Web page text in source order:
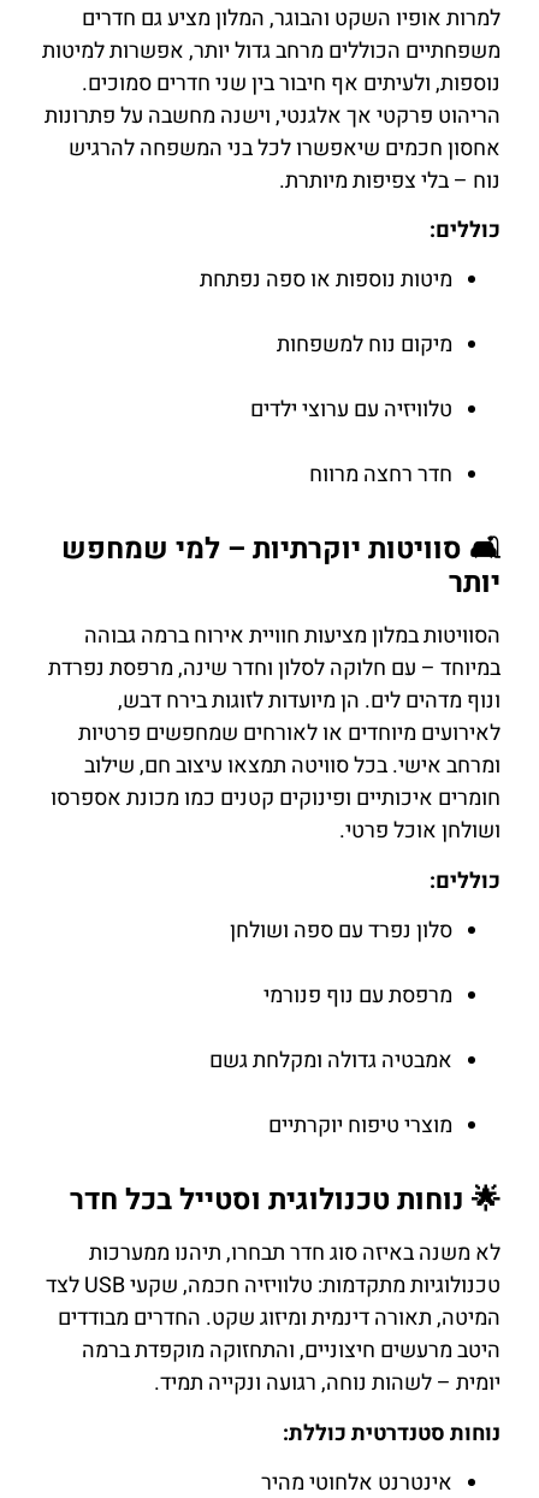
למרות אופיו השקט והבוגר, המלון מציע גם חדרים
משפחתיים הכוללים מרחב גדול יותר, אפשרות למיטות
נוספות, ולעיתים אף חיבור בין שני חדרים סמוכים.
הריהוט פרקטי אך אלגנטי, וישנה מחשבה על פתרונות
אחסון חכמים שיאפשרו לכל בני המשפחה להרגיש
נוח – בלי צפיפות מיותרת.
כוללים:
מיטות נוספות או ספה נפתחת
מיקום נוח למשפחות
טלוויזיה עם ערוצי ילדים
חדר רחצה מרווח
🛋️ סוויטות יוקרתיות – למי שמחפש
יותר
הסוויטות במלון מציעות חוויית אירוח ברמה גבוהה
במיוחד – עם חלוקה לסלון וחדר שינה, מרפסת נפרדת
ונוף מדהים לים. הן מיועדות לזוגות בירח דבש,
לאירועים מיוחדים או לאורחים שמחפשים פרטיות
ומרחב אישי. בכל סוויטה תמצאו עיצוב חם, שילוב
חומרים איכותיים ופינוקים קטנים כמו מכונת אספרסו
ושולחן אוכל פרטי.
כוללים:
סלון נפרד עם ספה ושולחן
מרפסת עם נוף פנורמי
אמבטיה גדולה ומקלחת גשם
מוצרי טיפוח יוקרתיים
🌟 נוחות טכנולוגית וסטייל בכל חדר
לא משנה באיזה סוג חדר תבחרו, תיהנו ממערכות
טכנולוגיות מתקדמות: טלוויזיה חכמה, שקעי USB לצד
המיטה, תאורה דינמית ומיזוג שקט. החדרים מבודדים
היטב מרעשים חיצוניים, והתחזוקה מוקפדת ברמה
יומית – לשהות נוחה, רגועה ונקייה תמיד.
נוחות סטנדרטית כוללת:
אינטרנט אלחוטי מהיר